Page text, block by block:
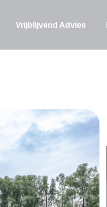
Vrijblijvend Advies